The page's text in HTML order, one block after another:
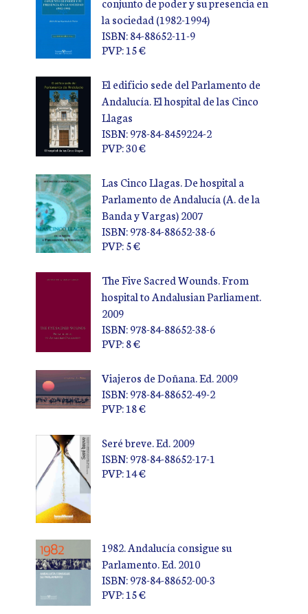
la sociedad (1982-1994)
ISBN: 84-88652-11-9
PVP: 15 €
El edificio sede del Parlamento de
Andalucía. El hospital de las Cinco
Llagas
ISBN: 978-84-8459224-2
PVP: 30 €
Las Cinco Llagas. De hospital a
Parlamento de Andalucía (A. de la
Banda y Vargas) 2007
ISBN: 978-84-88652-38-6
PVP: 5 €
The Five Sacred Wounds. From
hospital to Andalusian Parliament.
2009
ISBN: 978-84-88652-38-6
PVP: 8 €
Viajeros de Doñana. Ed. 2009
ISBN: 978-84-88652-49-2
PVP: 18 €
Seré breve. Ed. 2009
ISBN: 978-84-88652-17-1
PVP: 14 €
1982. Andalucía consigue su
Parlamento. Ed. 2010
ISBN: 978-84-88652-00-3
PVP: 15 €